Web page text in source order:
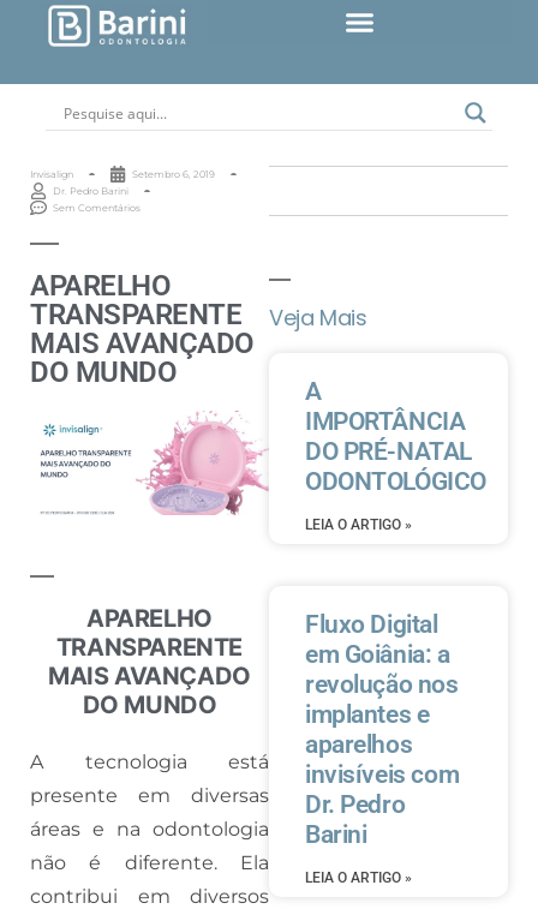
Invisalign
Setembro 6, 2019
Dr. Pedro Barini
Sem Comentários
APARELHO
TRANSPARENTE
MAIS AVANÇADO
DO MUNDO
APARELHO
TRANSPARENTE
MAIS AVANÇADO
DO MUNDO
A tecnologia está
presente em diversas
áreas e na odontologia
não é diferente. Ela
contribui em diversos
Veja Mais
A
IMPORTÂNCIA
DO PRÉ-NATAL
ODONTOLÓGICO
LEIA O ARTIGO »
Fluxo Digital
em Goiânia: a
revolução nos
implantes e
aparelhos
invisíveis com
Dr. Pedro
Barini
LEIA O ARTIGO »